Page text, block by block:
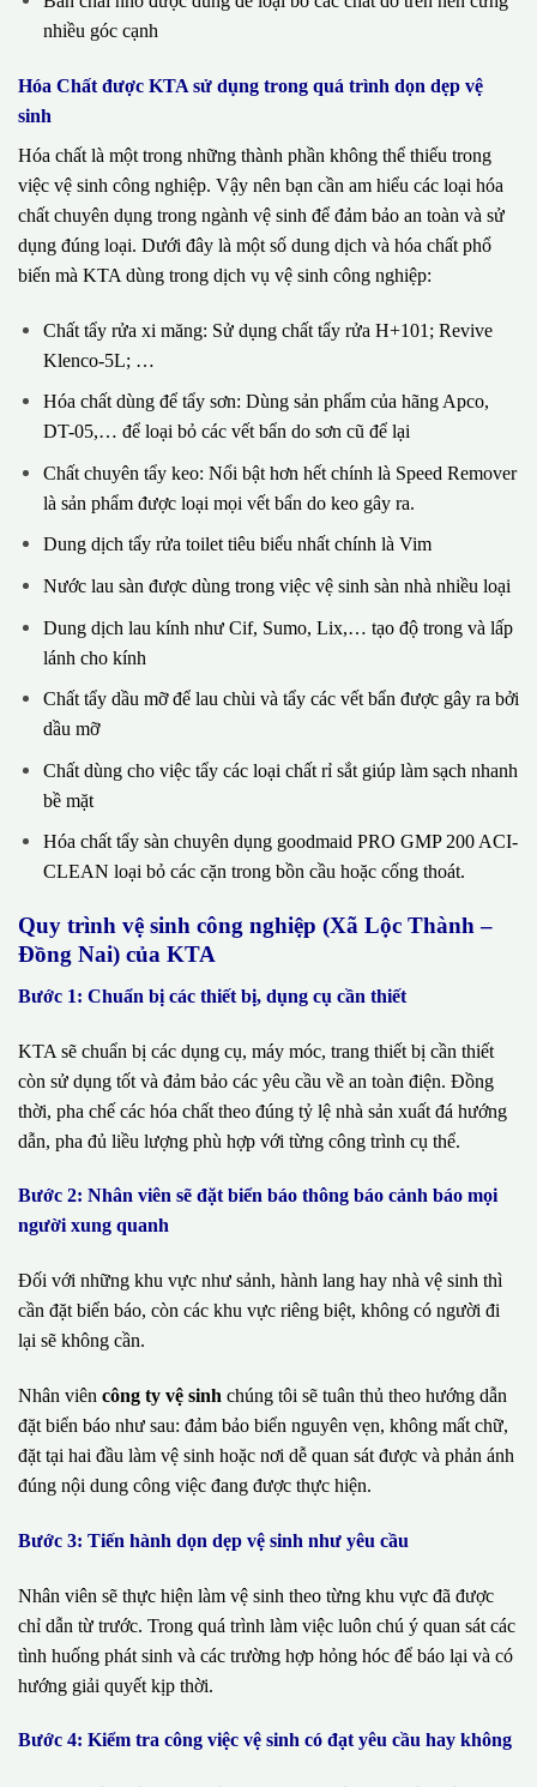
nhiều góc cạnh
Hóa Chất được KTA sử dụng trong quá trình dọn dẹp vệ
sinh
Hóa chất là một trong những thành phần không thể thiếu trong
việc vệ sinh công nghiệp. Vậy nên bạn cần am hiểu các loại hóa
chất chuyên dụng trong ngành vệ sinh để đảm bảo an toàn và sử
dụng đúng loại. Dưới đây là một số dung dịch và hóa chất phổ
biến mà KTA dùng trong dịch vụ vệ sinh công nghiệp:
Chất tẩy rửa xi măng: Sử dụng chất tẩy rửa H+101; Revive
Klenco-5L; …
Hóa chất dùng để tẩy sơn: Dùng sản phẩm của hãng Apco,
DT-05,… để loại bỏ các vết bẩn do sơn cũ để lại
Chất chuyên tẩy keo: Nổi bật hơn hết chính là Speed Remover
là sản phẩm được loại mọi vết bẩn do keo gây ra.
Dung dịch tẩy rửa toilet tiêu biểu nhất chính là Vim
Nước lau sàn được dùng trong việc vệ sinh sàn nhà nhiều loại
Dung dịch lau kính như Cif, Sumo, Lix,… tạo độ trong và lấp
lánh cho kính
Chất tẩy dầu mỡ để lau chùi và tẩy các vết bẩn được gây ra bởi
dầu mỡ
Chất dùng cho việc tẩy các loại chất rỉ sắt giúp làm sạch nhanh
bề mặt
Hóa chất tẩy sàn chuyên dụng goodmaid PRO GMP 200 ACI-
CLEAN loại bỏ các cặn trong bồn cầu hoặc cống thoát.
Quy trình vệ sinh công nghiệp (Xã Lộc Thành –
Đồng Nai) của KTA
Bước 1: Chuẩn bị các thiết bị, dụng cụ cần thiết
KTA sẽ chuẩn bị các dụng cụ, máy móc, trang thiết bị cần thiết
còn sử dụng tốt và đảm bảo các yêu cầu về an toàn điện. Đồng
thời, pha chế các hóa chất theo đúng tỷ lệ nhà sản xuất đá hướng
dẫn, pha đủ liều lượng phù hợp với từng công trình cụ thể.
Bước 2: Nhân viên sẽ đặt biển báo thông báo cảnh báo mọi
người xung quanh
Đối với những khu vực như sảnh, hành lang hay nhà vệ sinh thì
cần đặt biển báo, còn các khu vực riêng biệt, không có người đi
lại sẽ không cần.
Nhân viên công ty vệ sinh chúng tôi sẽ tuân thủ theo hướng dẫn
đặt biển báo như sau: đảm bảo biển nguyên vẹn, không mất chữ,
đặt tại hai đầu làm vệ sinh hoặc nơi dễ quan sát được và phản ánh
đúng nội dung công việc đang được thực hiện.
Bước 3: Tiến hành dọn dẹp vệ sinh như yêu cầu
Nhân viên sẽ thực hiện làm vệ sinh theo từng khu vực đã được
chỉ dẫn từ trước. Trong quá trình làm việc luôn chú ý quan sát các
tình huống phát sinh và các trường hợp hỏng hóc để báo lại và có
hướng giải quyết kịp thời.
Bước 4: Kiểm tra công việc vệ sinh có đạt yêu cầu hay không